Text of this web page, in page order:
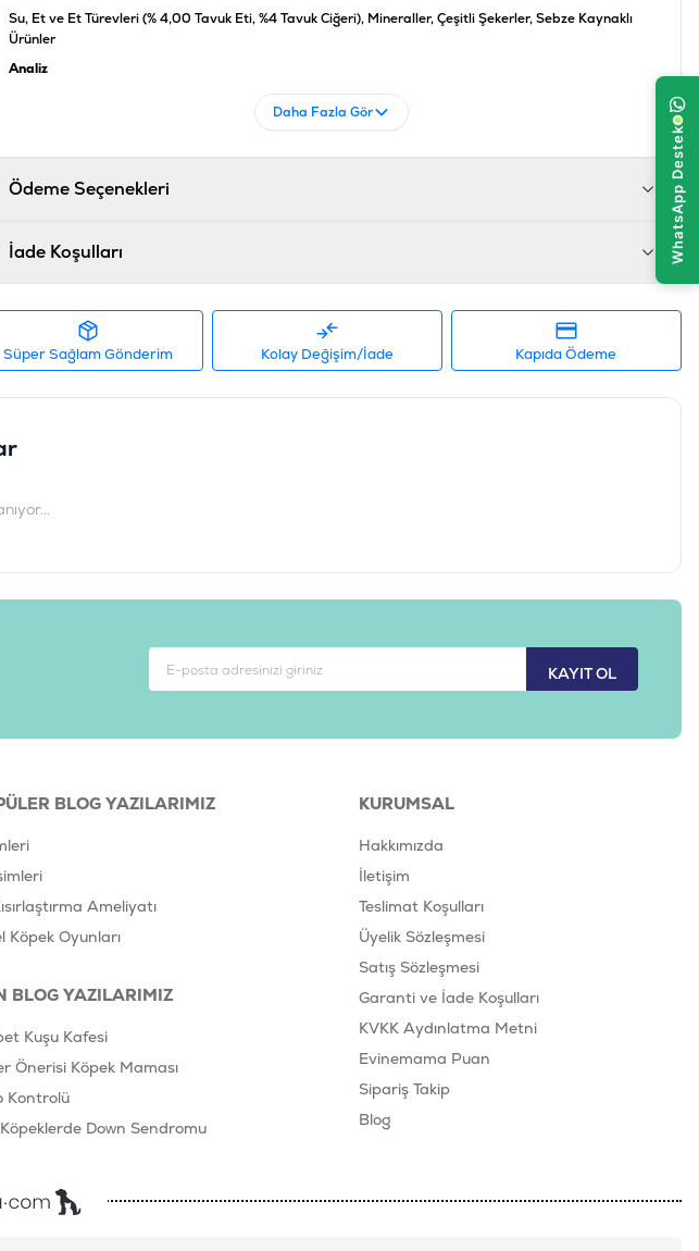
Su, Et ve Et Türevleri (% 4,00 Tavuk Eti, %4 Tavuk Ciğeri), Mineraller, Çeşitli Şekerler, Sebze Kaynaklı
Ürünler
Analiz
Ham Protein %11,50, Ham Yağ %4,00, Ham Selüloz %0,50, Su %81,50, Ham Kül %2,50, A Vitamini 1415
Ürün Filtreleri
Barkod
Daha Fazla Gör
Ödeme Seçenekleri
İade Koşulları
Süper Sağlam Gönderim Kolay Değişim/İade Kapıda Ödeme
KAYIT OL
BLOG YAZILARIMIZ
Ameliyatı
Köpek Oyunları
BLOG YAZILARIMIZ
Kuşu Kafesi
Önerisi Köpek Maması
Kontrolü
Down Sendromu
KURUMSAL
Hakkımızda
İletişim
Teslimat Koşulları
Üyelik Sözleşmesi
Satış Sözleşmesi
Garanti ve İade Koşulları
KVKK Aydınlatma Metni
Evinemama Puan
Sipariş Takip
Blog